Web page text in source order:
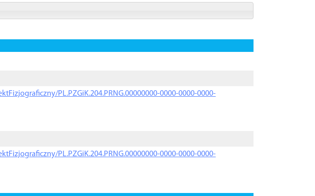
PL.PZGiK.204.PRNG.00000000-0000-0000-0000-
PL.PZGiK.204.PRNG.00000000-0000-0000-0000-